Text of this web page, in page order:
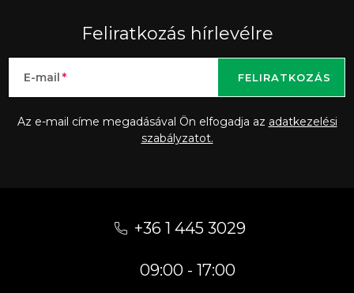
Feliratkozás hírlevélre
E-mail
Az e-mail címe megadásával Ön elfogadja az adatkezelési
szabályzatot.
FELIRATKOZÁS
+36 1 445 3029
09:00 - 17:00